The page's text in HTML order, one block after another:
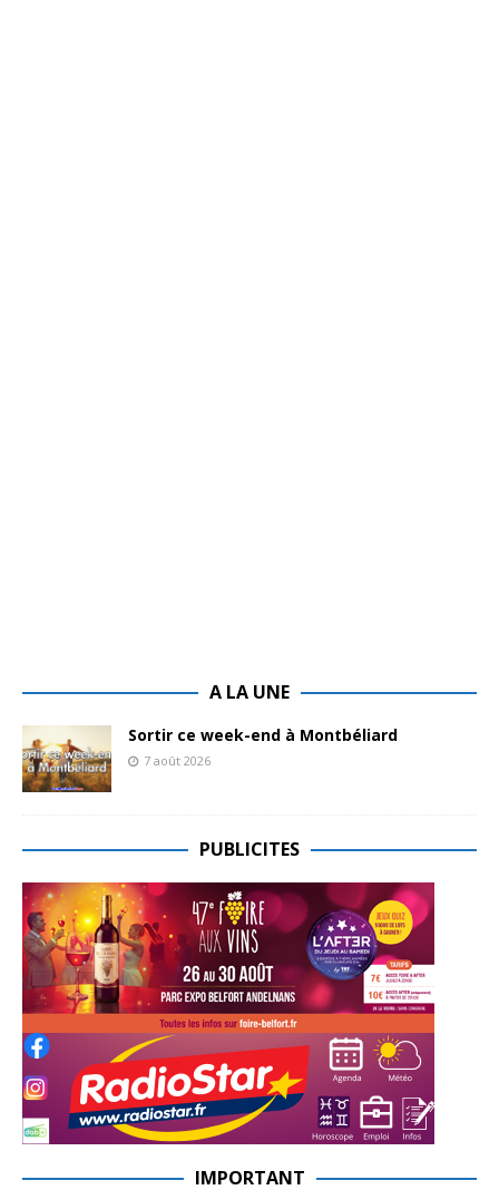
A LA UNE
Sortir ce week-end à Montbéliard
7 août 2026
PUBLICITES
IMPORTANT